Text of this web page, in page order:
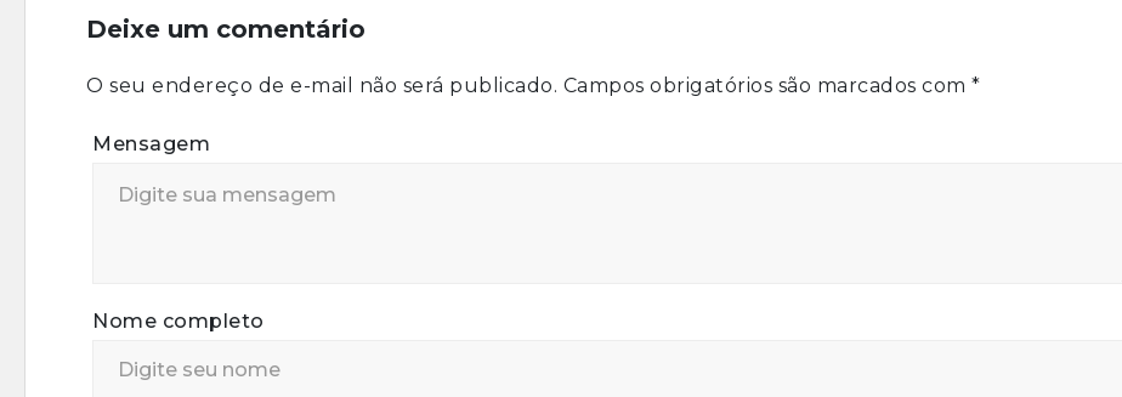
Deixe um comentário
O seu endereço de e-mail não será publicado. Campos obrigatórios são marcados com *
Mensagem
Nome completo